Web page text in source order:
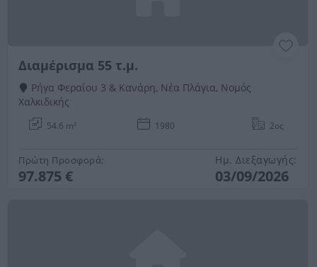
Διαμέρισμα 55 τ.μ.
Ρήγα Φεραίου 3 & Κανάρη, Νέα Πλάγια, Νομός
Χαλκιδικής
54.6 m² 1980 2ος
Πρώτη Προσφορά:
97.875 €
Ημ. Διεξαγωγής:
03/09/2026